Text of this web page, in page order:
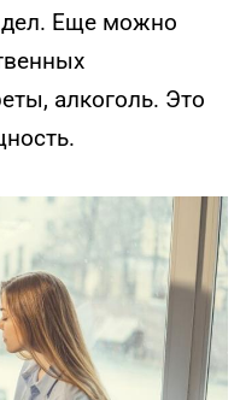
Еще можно
алкоголь. Это